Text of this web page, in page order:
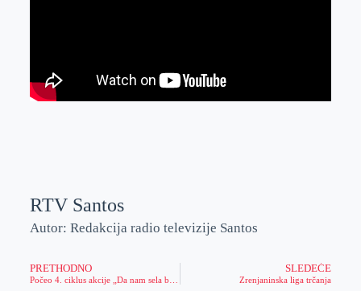
RTV Santos
Autor: Redakcija radio televizije Santos
PRETHODNO SLEDEĆE
Zrenjaninska liga trčanja